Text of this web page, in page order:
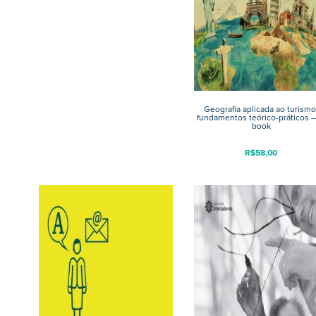
Geografia aplicada ao
fundamentos teórico-práticos
book
R$58,00